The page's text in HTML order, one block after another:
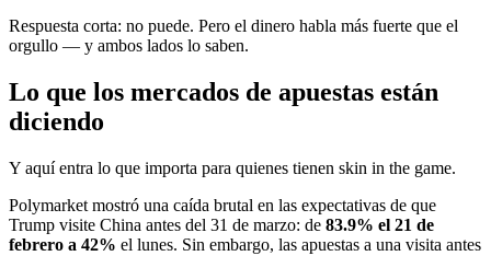
Respuesta corta: no puede. Pero el dinero habla más fuerte que el
orgullo — y ambos lados lo saben.
Lo que los mercados de apuestas están
diciendo
Y aquí entra lo que importa para quienes tienen skin in the game.
Polymarket mostró una caída brutal en las expectativas de que
Trump visite China antes del 31 de marzo: de 83.9% el 21 de
febrero a 42% el lunes. Sin embargo, las apuestas a una visita antes